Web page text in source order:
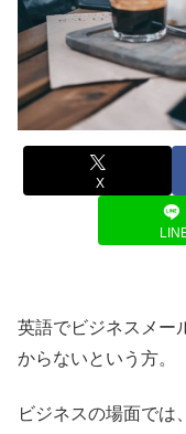
X
英語でビジネスメー
からないという方。
ビジネスの場面では